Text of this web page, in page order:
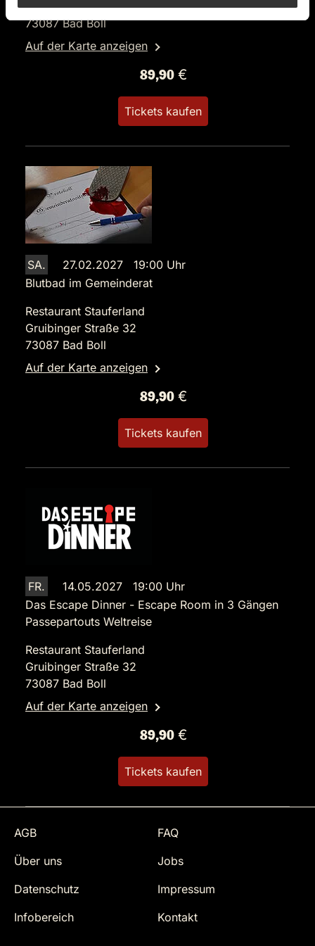
Gruibinger Straße 32
73087 Bad Boll
Auf der Karte anzeigen
89,90 €
Tickets kaufen
SA.
27.02.2027 19:00 Uhr
Blutbad im Gemeinderat
Restaurant Stauferland
Gruibinger Straße 32
73087 Bad Boll
Auf der Karte anzeigen
89,90 €
Tickets kaufen
FR.
14.05.2027 19:00 Uhr
Das Escape Dinner - Escape Room in 3 Gängen
Passepartouts Weltreise
Restaurant Stauferland
Gruibinger Straße 32
73087 Bad Boll
Auf der Karte anzeigen
89,90 €
Tickets kaufen
AGB
FAQ
Über uns
Jobs
Datenschutz
Impressum
Infobereich
Kontakt